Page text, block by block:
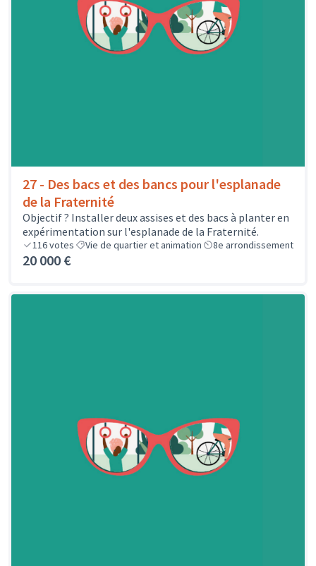
27 - Des bacs et des bancs pour l'esplanade
de la Fraternité
Objectif ? Installer deux assises et des bacs à planter en
expérimentation sur l'esplanade de la Fraternité.
116votes Vie de quartier et animation 8e arrondissement
20 000 €